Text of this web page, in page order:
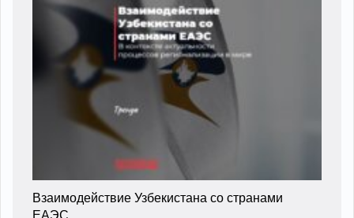
Взаимодействие Узбекистана со странами